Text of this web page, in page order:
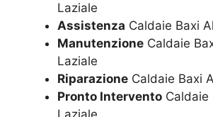
Laziale
Assistenza Caldaie Baxi
Manutenzione Caldaie
Laziale
Riparazione Caldaie Baxi
Pronto Intervento Caldaie